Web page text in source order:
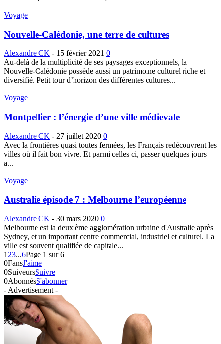
Voyage
Nouvelle-Calédonie, une terre de cultures
Alexandre CK - 15 février 2021 0
Au-delà de la multiplicité de ses paysages exceptionnels, la
Nouvelle-Calédonie possède aussi un patrimoine culturel riche et
diversifié. Petit tour d’horizon des différentes cultures...
Voyage
Montpellier : l’énergie d’une ville médievale
Alexandre CK - 27 juillet 2020 0
Avec la frontières quasi toutes fermées, les Français redécouvrent les
villes où il fait bon vivre. Et parmi celles ci, passer quelques jours
a...
Voyage
Australie épisode 7 : Melbourne l’européenne
Alexandre CK - 30 mars 2020 0
Melbourne est la deuxième agglomération urbaine d'Australie après
Sydney, et un important centre commercial, industriel et culturel. La
ville est souvent qualifiée de capitale...
1 23...6Page 1 sur 6
0FansJ'aime
0SuiveursSuivre
0AbonnésS'abonner
- Advertisement -